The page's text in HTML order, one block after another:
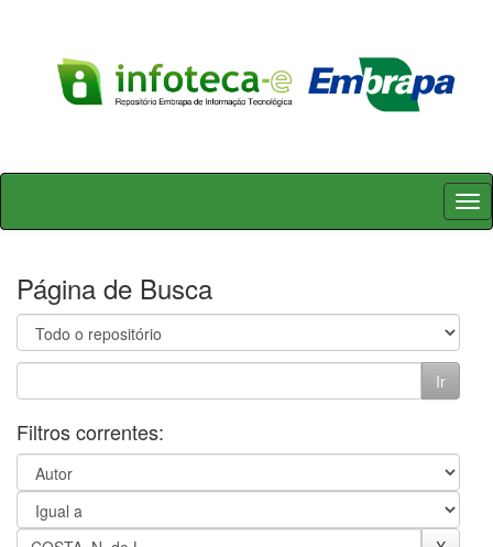
Skip
Página de Busca
Filtros correntes: